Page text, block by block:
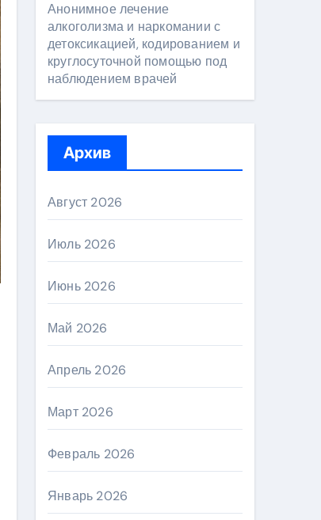
Анонимное лечение
алкоголизма и наркомании с
детоксикацией, кодированием и
круглосуточной помощью под
наблюдением врачей
Архив
Август 2026
Июль 2026
Июнь 2026
Май 2026
Апрель 2026
Март 2026
Февраль 2026
Январь 2026